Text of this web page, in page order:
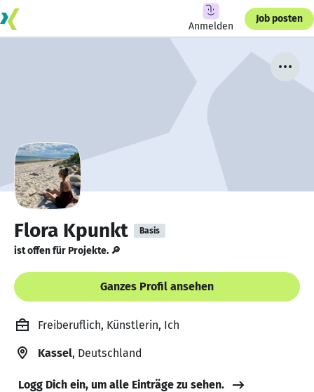
Anmelden
Job posten
Flora Kpunkt Basis
ist offen für Projekte. 🔎
Ganzes Profil ansehen
Freiberuflich, Künstlerin, Ich
Kassel, Deutschland
Logg Dich ein, um alle Einträge zu sehen.